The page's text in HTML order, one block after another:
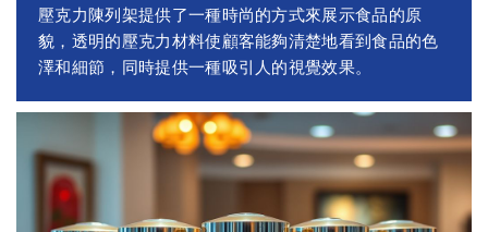
壓克力陳列架提供了一種時尚的方式來展示食品的原
貌，透明的壓克力材料使顧客能夠清楚地看到食品的色
澤和細節，同時提供一種吸引人的視覺效果。